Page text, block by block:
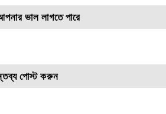
ভাল লাগতে পারে
পোস্ট করুন